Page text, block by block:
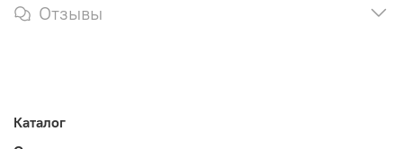
Отзывы
Каталог